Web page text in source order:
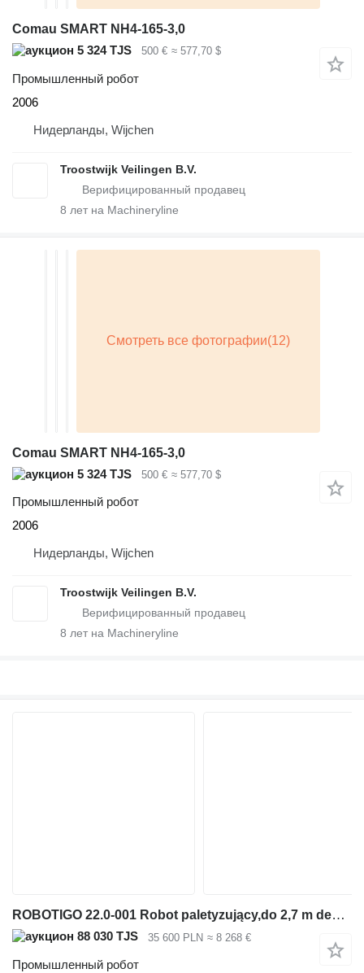
Comau SMART NH4-165-3,0
5 324 TJS
500 € ≈ 577,70 $
Промышленный робот
2006
Нидерланды, Wijchen
Troostwijk Veilingen B.V.
8 лет на Machineryline
Comau SMART NH4-165-3,0
5 324 TJS
500 € ≈ 577,70 $
Промышленный робот
2006
Нидерланды, Wijchen
Troostwijk Veilingen B.V.
8 лет на Machineryline
ROBOTIGO 22.0-001 Robot paletyzujący,do 2,7 m desek
88 030 TJS 35 600 PLN ≈ 8 268 €
Промышленный робот